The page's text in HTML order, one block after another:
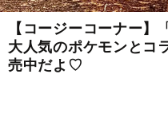
【コージーコーナー】
大人気のポケモンとコ
売中だよ♡